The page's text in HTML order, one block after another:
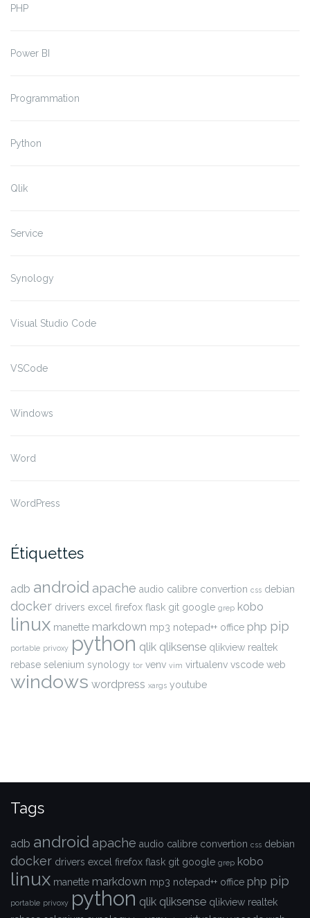
PHP
Power BI
Programmation
Python
Qlik
Service
Synology
Visual Studio Code
VSCode
Windows
Word
WordPress
Étiquettes
adb android apache audio calibre convertion css debian
docker drivers excel firefox flask git google grep kobo
linux manette markdown mp3 notepad++ office php pip
portable privoxy python qlik qliksense qlikview realtek
rebase selenium synology tor venv vim virtualenv vscode web
windows wordpress xargs youtube
Tags
adb android apache audio calibre convertion css debian
docker drivers excel firefox flask git google grep kobo
linux manette markdown mp3 notepad++ office php pip
portable privoxy python qlik qliksense qlikview realtek